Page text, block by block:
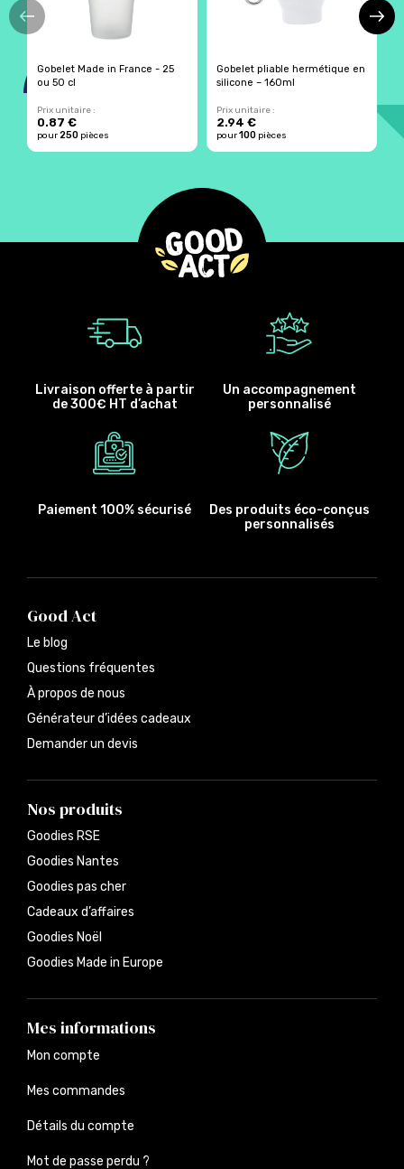
Gobelet Made in France - 25
ou 50 cl
Prix unitaire :
0.87 €
pour250 pièces
Gobelet pliable hermétique en
silicone – 160ml
Prix unitaire :
2.94 €
pour100 pièces
Livraison offerte à partir
de 300€ HT d’achat
Un accompagnement
personnalisé
Paiement 100% sécurisé
Des produits éco-conçus
personnalisés
Good Act
Le blog
Questions fréquentes
À propos de nous
Générateur d’idées cadeaux
Demander un devis
Nos produits
Goodies RSE
Goodies Nantes
Goodies pas cher
Cadeaux d’affaires
Goodies Noël
Goodies Made in Europe
Mes informations
Mon compte
Mes commandes
Détails du compte
Mot de passe perdu ?